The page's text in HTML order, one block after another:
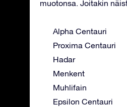
muotonsa. Joitakin
Alpha Centauri
Proxima Centauri
Hadar
Menkent
Muhlifain
Epsilon Centauri